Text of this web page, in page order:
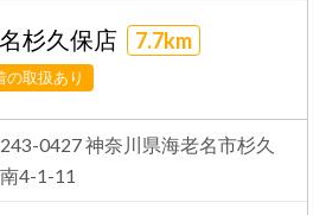
杉久保店 7.7km
の取扱あり
0427 神奈川県海老名市杉久
4-1-11